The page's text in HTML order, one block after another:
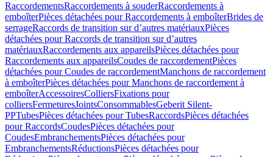
RaccordementsRaccordements à souderRaccordements à
emboîterPièces détachées pour Raccordements à emboîterBrides de
serrageRaccords de transition sur d’autres matériauxPièces
détachées pour Raccords de transition sur d’autres
matériauxRaccordements aux appareilsPièces détachées pour
Raccordements aux appareilsCoudes de raccordementPièces
détachées pour Coudes de raccordementManchons de raccordement
à emboîterPièces détachées pour Manchons de raccordement à
emboîterAccessoiresColliersFixations pour
colliersFermeturesJointsConsommablesGeberit Silent-
PPTubesPièces détachées pour TubesRaccordsPièces détachées
pour RaccordsCoudesPièces détachées pour
CoudesEmbranchementsPièces détachées pour
EmbranchementsRéductionsPièces détachées pour